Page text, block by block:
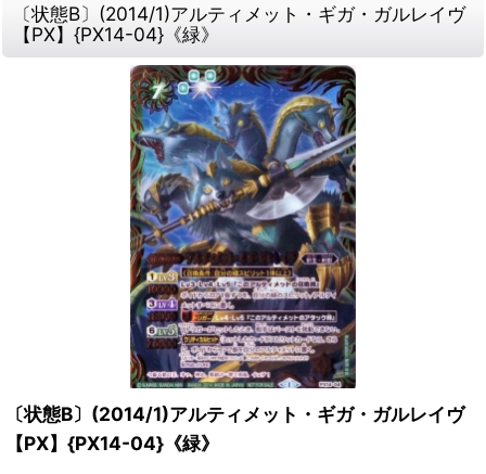
〔状態B〕(2014/1)アルティメット・ギガ・ガルレイヴ
【PX】{PX14-04}《緑》
〔状態B〕(2014/1)アルティメット・ギガ・ガルレイヴ
【PX】{PX14-04}《緑》